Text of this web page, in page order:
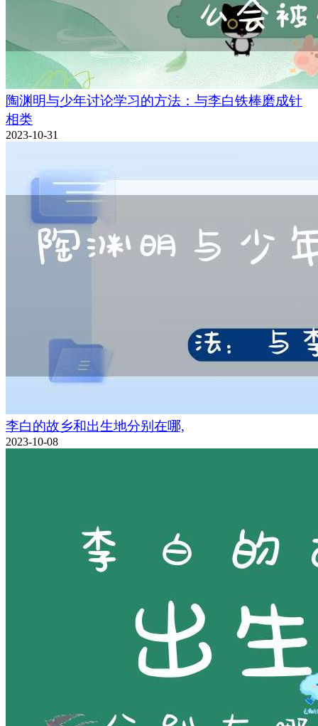
陶渊明与少年讨论学习的方法：与李白铁棒磨成针
相类
2023-10-31
李白的故乡和出生地分别在哪,
2023-10-08